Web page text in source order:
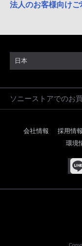
法人のお客様向けご
日本
ソニーストアでのお
会社情報 採用情報
環境